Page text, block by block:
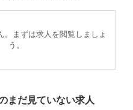
。まずは求人を閲覧しましょ
う。
まだ見ていない求人